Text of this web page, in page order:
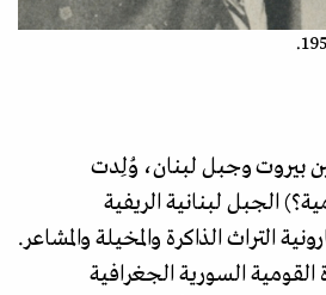
بيروت وجبل لبنان، وُلِدت
الجبل لبنانية الريفية
التراث الذاكرة والمخيلة والمشاعر.
السورية الجغرافية